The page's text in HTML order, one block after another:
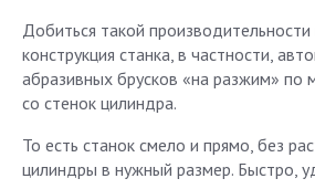
Добиться такой производительности
конструкция станка, в частности,
абразивных брусков «на разжим» по
со стенок цилиндра.
То есть станок смело и прямо, без
цилиндры в нужный размер. Быстро,